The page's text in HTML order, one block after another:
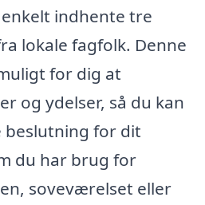
indhente tre
lokale fagfolk. Denne
for dig at
og ydelser, så du kan
for dit
du har brug for
soveværelset eller